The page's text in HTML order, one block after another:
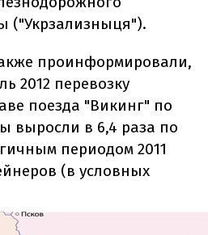
("Укрзализныця").
проинформировали,
2012 перевозку
поезда "Викинг" по
выросли в 6,4 раза по
периодом 2011
(в условных